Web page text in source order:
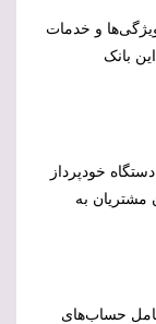
ویژگی‌ها و خدمات
بانک
و هزاران دستگاه خودپرداز
به
حساب‌های